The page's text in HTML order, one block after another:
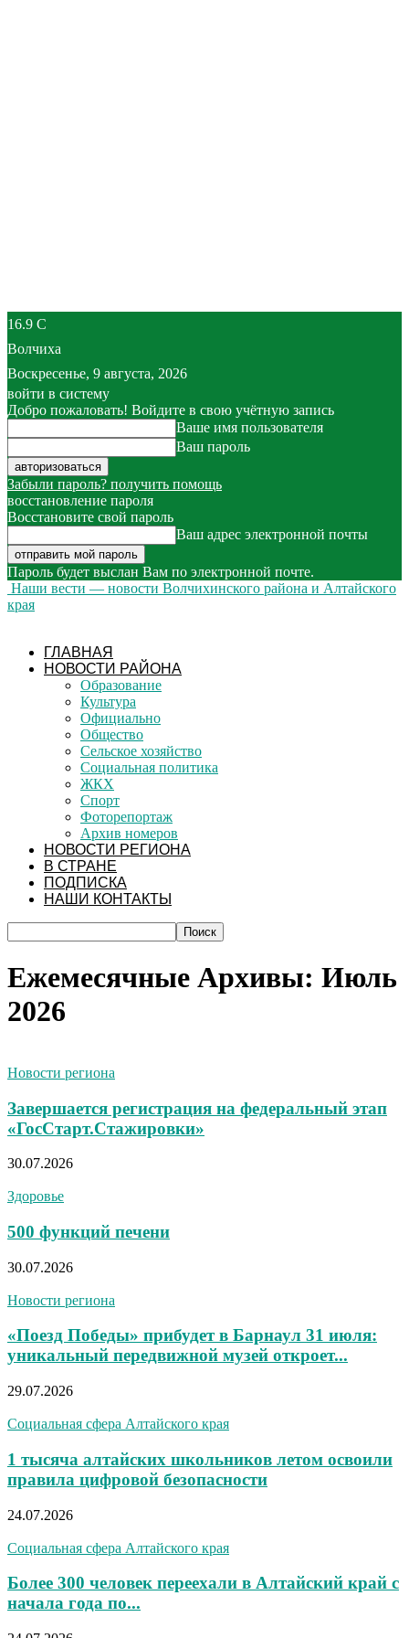
16.9 C
Волчиха
Воскресенье, 9 августа, 2026
войти в систему
Добро пожаловать! Войдите в свою учётную запись
Ваше имя пользователя
Ваш пароль
Забыли пароль? получить помощь
восстановление пароля
Восстановите свой пароль
Ваш адрес электронной почты
Пароль будет выслан Вам по электронной почте.
Наши вести — новости Волчихинского района и Алтайского
края
ГЛАВНАЯ
НОВОСТИ РАЙОНА
Образование
Культура
Официально
Общество
Сельское хозяйство
Социальная политика
ЖКХ
Спорт
Фоторепортаж
Архив номеров
НОВОСТИ РЕГИОНА
В СТРАНЕ
ПОДПИСКА
НАШИ КОНТАКТЫ
Ежемесячные Архивы: Июль
2026
Новости региона
Завершается регистрация на федеральный этап
«ГосСтарт.Стажировки»
30.07.2026
Здоровье
500 функций печени
30.07.2026
Новости региона
«Поезд Победы» прибудет в Барнаул 31 июля:
уникальный передвижной музей откроет...
29.07.2026
Социальная сфера Алтайского края
1 тысяча алтайских школьников летом освоили
правила цифровой безопасности
24.07.2026
Социальная сфера Алтайского края
Более 300 человек переехали в Алтайский край с
начала года по...